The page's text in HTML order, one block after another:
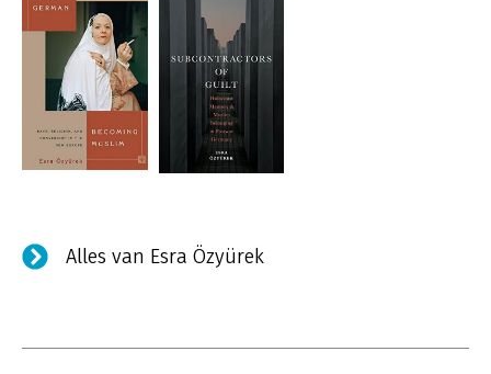
Alles van Esra Özyürek